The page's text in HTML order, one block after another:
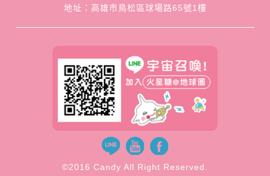
地址：高雄市鳥松區球場路65號1樓
©2016 Candy All Right Reserved.